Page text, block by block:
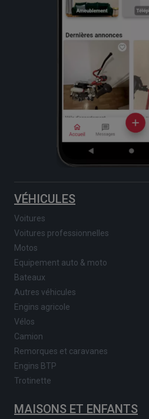
VÉHICULES
Voitures
Voitures professionnelles
Motos
Equipement auto & moto
Bateaux
Autres véhicules
Engins agricole
Vélos
Camion
Remorques et caravanes
Engins BTP
Trotinette
MAISONS ET ENFANTS